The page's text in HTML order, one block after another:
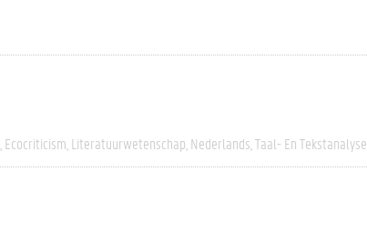
Ecocriticism Literatuurwetenschap Nederlands Taal- En Tekstanalyse